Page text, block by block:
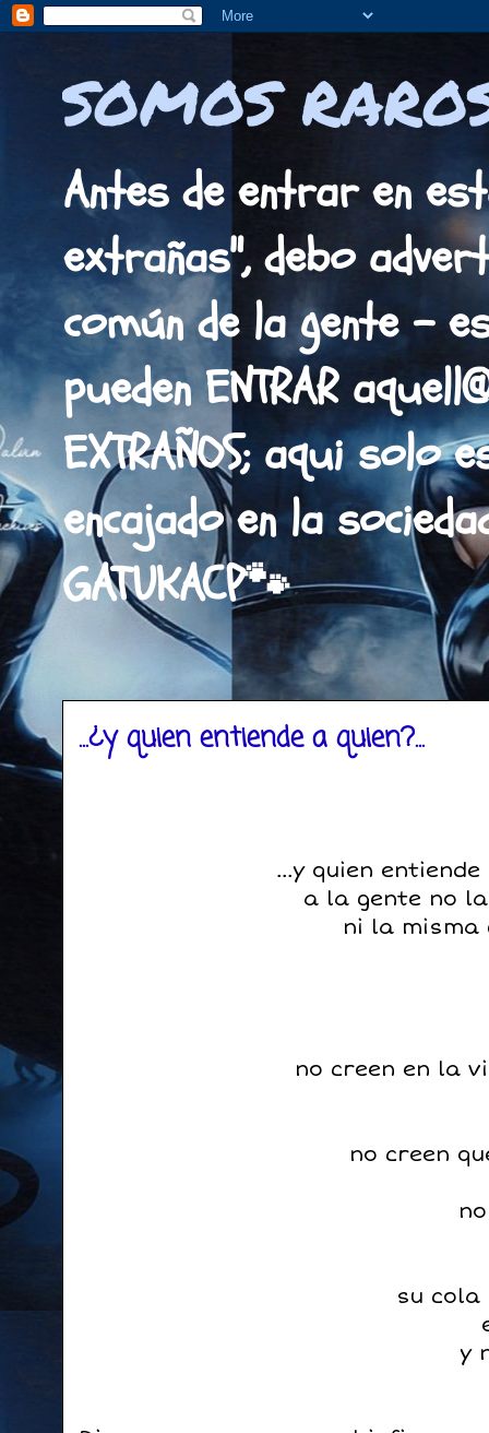
SOMOS
Antes de entrar en
extrañas", debo
común de la gente -
pueden ENTRAR
EXTRAÑOS; aqui solo
encajado en la
GATUKACP🐾
...¿y quien entiende a quien?...
...y quien
a la gente no
ni la misma
no creen en la
no creen
su cola
y